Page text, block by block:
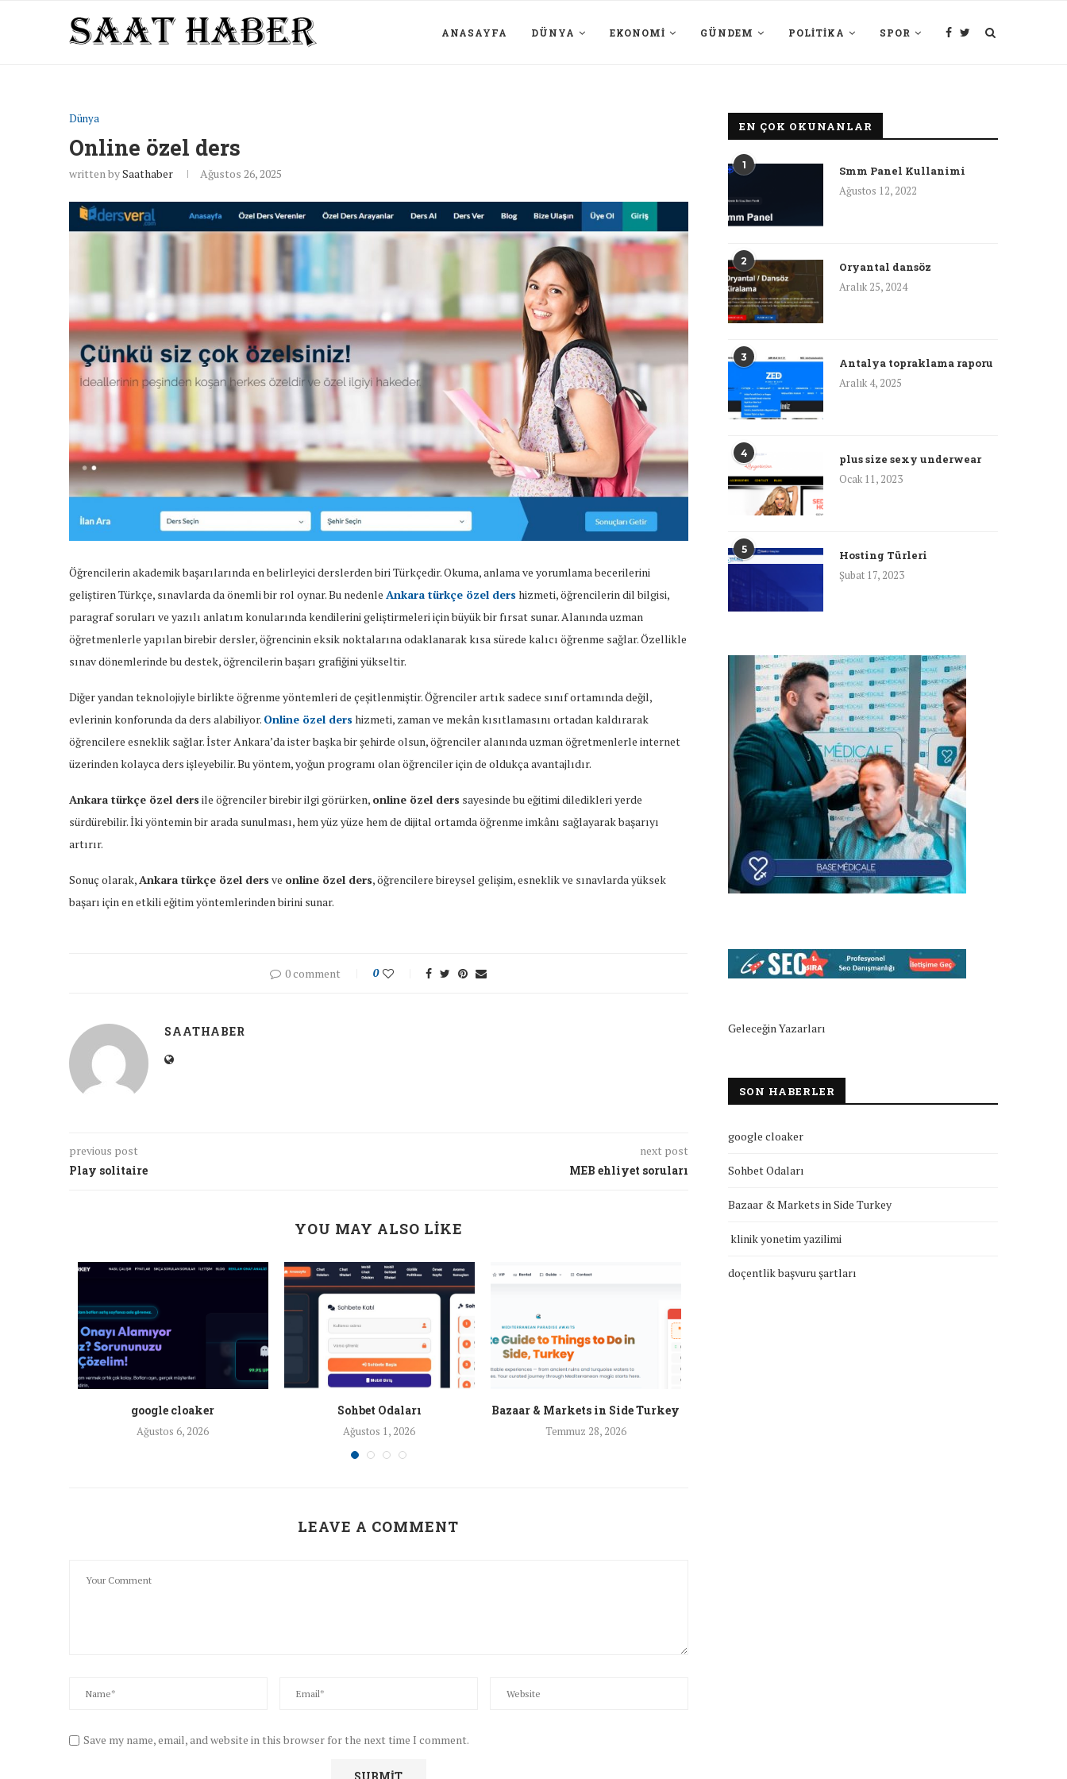
ANASAYFA DÜNYA EKONOMI GÜNDEM POLITIKA SPOR
Dünya
Online özel ders
written bySaathaber Ağustos 26, 2025
Öğrencilerin akademik başarılarında en belirleyici derslerden biri Türkçedir. Okuma, anlama ve yorumlama becerilerini
geliştiren Türkçe, sınavlarda da önemli bir rol oynar. Bu nedenle Ankara türkçe özel ders hizmeti, öğrencilerin dil bilgisi,
paragraf soruları ve yazılı anlatım konularında kendilerini geliştirmeleri için büyük bir fırsat sunar. Alanında uzman
öğretmenlerle yapılan birebir dersler, öğrencinin eksik noktalarına odaklanarak kısa sürede kalıcı öğrenme sağlar. Özellikle
sınav dönemlerinde bu destek, öğrencilerin başarı grafiğini yükseltir.
Diğer yandan teknolojiyle birlikte öğrenme yöntemleri de çeşitlenmiştir. Öğrenciler artık sadece sınıf ortamında değil,
evlerinin konforunda da ders alabiliyor. Online özel ders hizmeti, zaman ve mekân kısıtlamasını ortadan kaldırarak
öğrencilere esneklik sağlar. İster Ankara’da ister başka bir şehirde olsun, öğrenciler alanında uzman öğretmenlerle internet
üzerinden kolayca ders işleyebilir. Bu yöntem, yoğun programı olan öğrenciler için de oldukça avantajlıdır.
Ankara türkçe özel ders ile öğrenciler birebir ilgi görürken, online özel ders sayesinde bu eğitimi diledikleri yerde
sürdürebilir. İki yöntemin bir arada sunulması, hem yüz yüze hem de dijital ortamda öğrenme imkânı sağlayarak başarıyı
artırır.
Sonuç olarak, Ankara türkçe özel ders ve online özel ders, öğrencilere bireysel gelişim, esneklik ve sınavlarda yüksek
başarı için en etkili eğitim yöntemlerinden birini sunar.
0 comment 0
SAATHABER
previous post
Play solitaire
next post
MEB ehliyet soruları
YOU MAY ALSO LIKE
google cloaker
Ağustos 6, 2026
Sohbet Odaları
Ağustos 1, 2026
Bazaar & Markets in Side Turkey
Temmuz 28, 2026
LEAVE A COMMENT
Save my name, email, and website in this browser for the next time I comment.
EN ÇOK OKUNANLAR
1
Smm Panel Kullanimi
Ağustos 12, 2022
2
Oryantal dansöz
Aralık 25, 2024
3
Antalya topraklama raporu
Aralık 4, 2025
4
plus size sexy underwear
Ocak 11, 2023
5
Hosting Türleri
Şubat 17, 2023
Geleceğin Yazarları
SON HABERLER
google cloaker
Sohbet Odaları
Bazaar & Markets in Side Turkey
klinik yonetim yazilimi
doçentlik başvuru şartları